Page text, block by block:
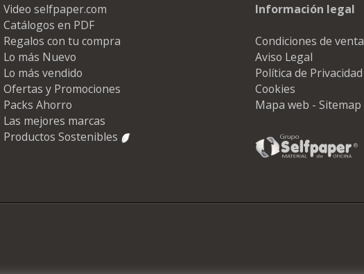
Video selfpaper.com
Catálogos en PDF
Regalos con tu compra
Lo más Nuevo
Lo más vendido
Ofertas y Promociones
Packs Ahorro
Las mejores marcas
Productos Sostenibles
Información legal
Condiciones de venta
Aviso Legal
Política de Privacidad
Cookies
Mapa web - Sitemap